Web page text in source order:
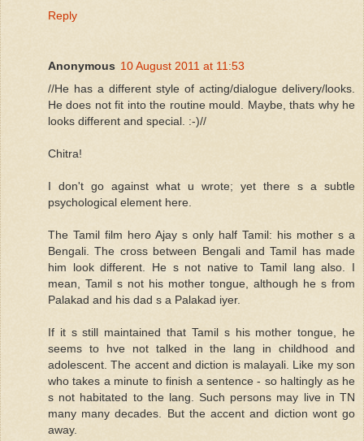
Reply
Anonymous 10 August 2011 at 11:53
//He has a different style of acting/dialogue delivery/looks.
He does not fit into the routine mould. Maybe, thats why he
looks different and special. :-)//
Chitra!
I don't go against what u wrote; yet there s a subtle
psychological element here.
The Tamil film hero Ajay s only half Tamil: his mother s a
Bengali. The cross between Bengali and Tamil has made
him look different. He s not native to Tamil lang also. I
mean, Tamil s not his mother tongue, although he s from
Palakad and his dad s a Palakad iyer.
If it s still maintained that Tamil s his mother tongue, he
seems to hve not talked in the lang in childhood and
adolescent. The accent and diction is malayali. Like my son
who takes a minute to finish a sentence - so haltingly as he
s not habitated to the lang. Such persons may live in TN
many many decades. But the accent and diction wont go
away.